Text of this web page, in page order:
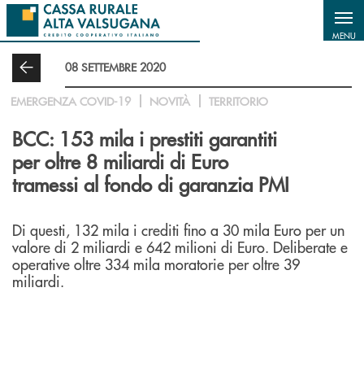
Salta al contenuto principale
MENU
08 SETTEMBRE 2020
EMERGENZA COVID-19 NOVITÀ TERRITORIO
BCC: 153 mila i prestiti garantiti
per oltre 8 miliardi di Euro
tramessi al fondo di garanzia PMI
Di questi, 132 mila i crediti fino a 30 mila Euro per un
valore di 2 miliardi e 642 milioni di Euro. Deliberate e
operative oltre 334 mila moratorie per oltre 39
miliardi.